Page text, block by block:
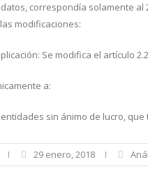
correspondía solamente
modificaciones:
Se modifica el artículo
a:
sin ánimo de lucro,
29 enero, 2018